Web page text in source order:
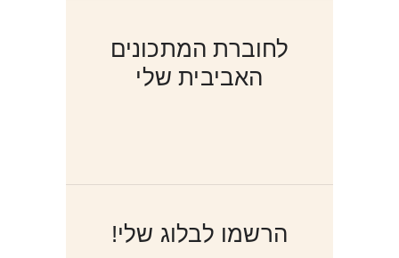
לחוברת המתכונים
האביבית שלי
הרשמו לבלוג שלי!